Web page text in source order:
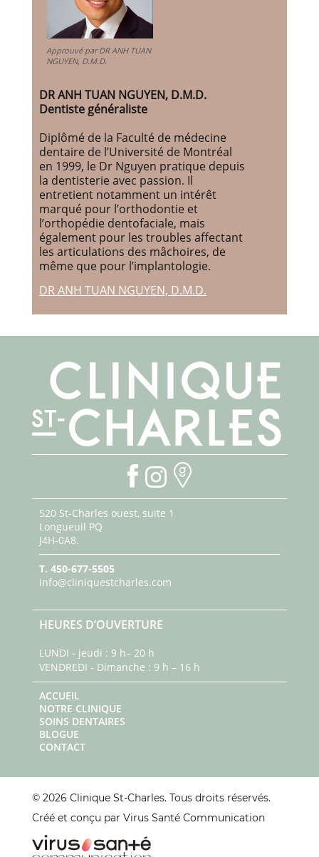
Approuvé par DR ANH TUAN
NGUYEN, D.M.D.
DR ANH TUAN NGUYEN, D.M.D.
Dentiste généraliste
Diplômé de la Faculté de médecine
dentaire de l’Université de Montréal
en 1999, le Dr Nguyen pratique depuis
la dentisterie avec passion. Il
entretient notamment un intérêt
marqué pour l’orthodontie et
l’orthopédie dentofaciale, mais
également pour les troubles affectant
les articulations des mâchoires, de
même que pour l’implantologie.
DR ANH TUAN NGUYEN, D.M.D.
520 St-Charles ouest, suite 1
Longueuil PQ
J4H-0A8.
T. 450-677-5505
info@cliniquestcharles.com
HEURES D’OUVERTURE
LUNDI - jeudi : 9 h– 20 h
VENDREDI - Dimanche : 9 h – 16 h
ACCUEIL
NOTRE CLINIQUE
SOINS DENTAIRES
BLOGUE
CONTACT
© 2026 Clinique St-Charles. Tous droits réservés.
Créé et conçu par Virus Santé Communication